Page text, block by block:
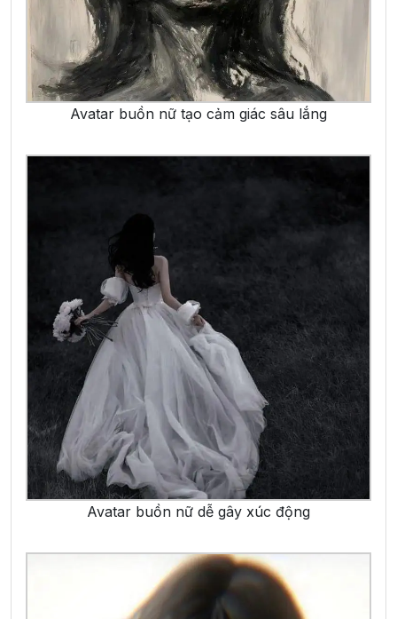
Avatar buồn nữ tạo cảm giác sâu lắng
Avatar buồn nữ dễ gây xúc động